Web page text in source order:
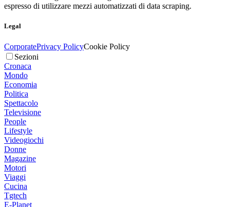
espresso di utilizzare mezzi automatizzati di data scraping.
Legal
CorporatePrivacy PolicyCookie Policy
Sezioni
Cronaca
Mondo
Economia
Politica
Spettacolo
Televisione
People
Lifestyle
Videogiochi
Donne
Magazine
Motori
Viaggi
Cucina
Tgtech
E-Planet